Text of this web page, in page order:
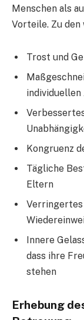
Menschen als
Vorteile. Zu
Trost und
Kongruenz
Tägliche
Eltern
Verringertes
Innere
dass ihre
stehen
Erhebung